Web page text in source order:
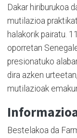
Dakar hiriburukoa
mutilazioa
halakorik pairatu.
oporretan
presionatuko
dira azken
mutilazioak
Bestelakoa da